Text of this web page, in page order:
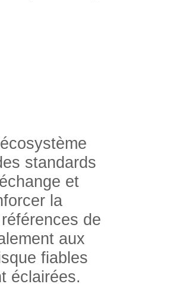
standards
et
la
de
aux
fiables
éclairées.